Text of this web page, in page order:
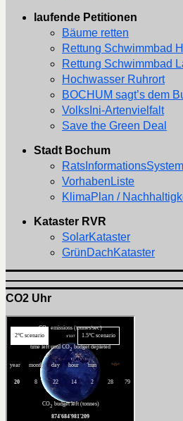
laufende Petitionen
Bäume retten
Rettung Schwimmbad
Rettung Schwimmbad
Hochwasser Ruhrort
BOCHUM sagt’s dem
VolksIni-Artenvielfalt
Save the Green Deal
Stadt Bochum
VorhabenListe
KlimaPlan /
Kataster RVR
SolarKataster
GrünDachKataster
CO2 Uhr